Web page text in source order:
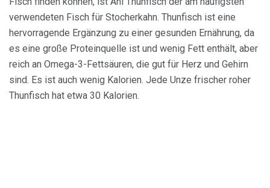
verwendeten Fisch für Stocherkahn. Thunfisch ist eine
hervorragende Ergänzung zu einer gesunden Ernährung, da
es eine große Proteinquelle ist und wenig Fett enthält, aber
reich an Omega-3-Fettsäuren, die gut für Herz und Gehirn
sind. Es ist auch wenig Kalorien. Jede Unze frischer roher
Thunfisch hat etwa 30 Kalorien.